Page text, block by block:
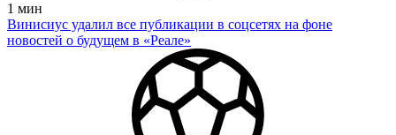
1 мин
Винисиус удалил все публикации в соцсетях на фоне
новостей о будущем в «Реале»